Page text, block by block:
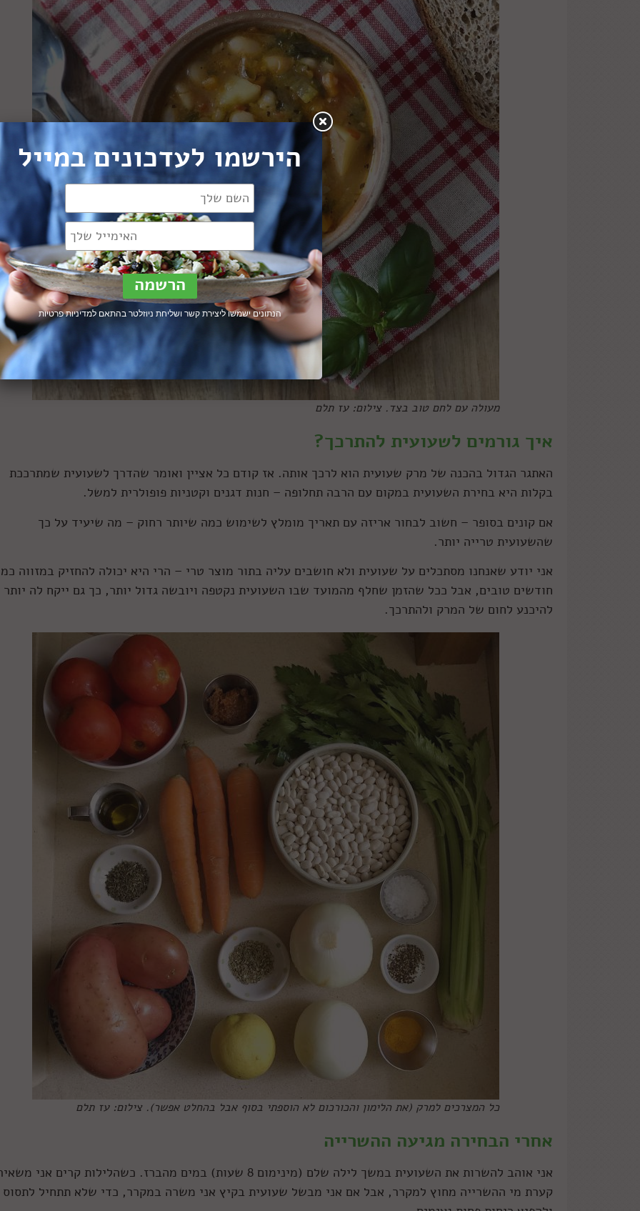
מעולה עם לחם טוב בצד. צילום: עז תלם
איך גורמים לשעועית להתרכך?
האתגר הגדול בהכנה של מרק שעועית הוא לרכך אותה. אז קודם כל אציין ואומר שהדרך לשעועית שמתרככת
בקלות היא בחירת השעועית במקום עם הרבה תחלופה – חנות דגנים וקטניות פופולרית למשל.
אם קונים בסופר – חשוב לבחור אריזה עם תאריך מומלץ לשימוש כמה שיותר רחוק – מה שיעיד על כך
שהשעועית טרייה יותר.
אני יודע שאנחנו מסתכלים על שעועית ולא חושבים עליה בתור מוצר טרי – הרי היא יכולה להחזיק במזווה
חודשים טובים, אבל ככל שהזמן שחלף מהמועד שבו השעועית נקטפה ויובשה גדול יותר, כך גם ייקח לה יותר
להיכנע לחום של המרק ולהתרכך.
כל המצרכים למרק (את הלימון והכורכום לא הוספתי בסוף אבל בהחלט אפשר). צילום: עז תלם
אחרי הבחירה מגיעה ההשרייה
אני אוהב להשרות את השעועית במשך לילה שלם (מינימום 8 שעות) במים מהברז. כשהלילות קרים אני
קערת מי ההשרייה מחוץ למקרר, אבל אם אני מבשל שעועית בקיץ אני משרה במקרר, כדי שלא תתחיל לתסוס
הירשמו לעדכונים במייל
הנתונים ישמשו ליצירת קשר ושליחת ניוזלטר בהתאם למדיניות פרטיות